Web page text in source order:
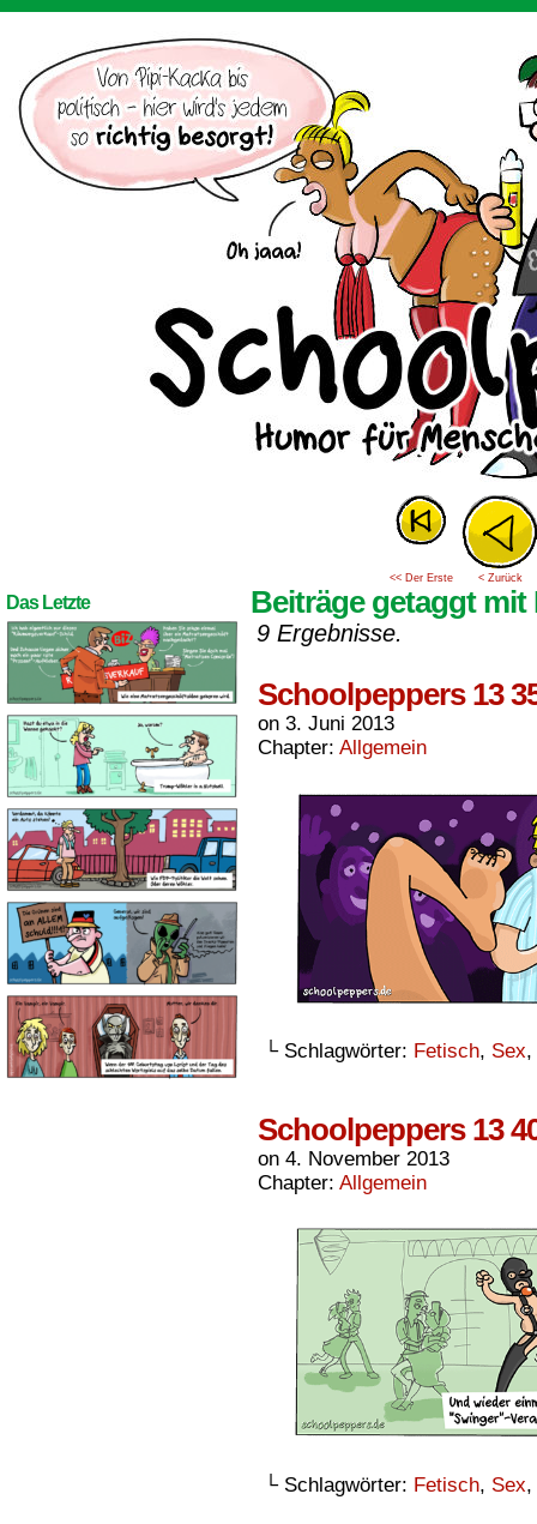
<< Der Erste < Zurück
Das Letzte Beiträge getaggt mit
9 Ergebnisse.
Schoolpeppers 13
on 3. Juni 2013
Chapter: Allgemein
└ Schlagwörter: Fetisch, Sex,
Schoolpeppers 13
on 4. November 2013
Chapter: Allgemein
└ Schlagwörter: Fetisch, Sex,